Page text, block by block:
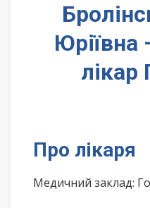
Юріївна
лікар
Про лікаря
Медичний заклад: